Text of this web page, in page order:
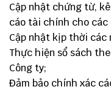
Cập nhật chứng từ,
cáo tài chính cho các
Cập nhật kịp thời các
Thực hiện sổ sách
Công ty;
Đảm bảo chính xác